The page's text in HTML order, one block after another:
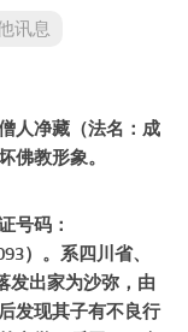
讯息
人净藏（法名：成
佛教形象。
号码：
）。系四川省、
发出家为沙弥，由
发现其子有不良行